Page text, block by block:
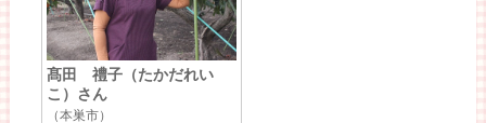
髙田 禮子（たかだれい
こ）さん
（本巣市）